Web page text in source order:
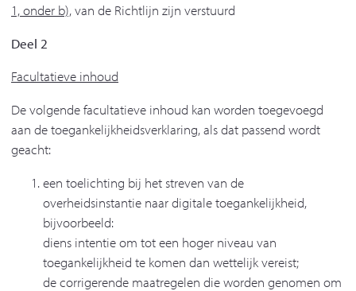
1, onder b),van de Richtlijn zijn verstuurd
Deel 2
Facultatieve inhoud
De volgende facultatieve inhoud kan worden toegevoegd
aan de toegankelijkheidsverklaring, als dat passend wordt
geacht:
een toelichting bij het streven van de
overheidsinstantie naar digitale toegankelijkheid,
bijvoorbeeld:
diens intentie om tot een hoger niveau van
toegankelijkheid te komen dan wettelijk vereist;
de corrigerende maatregelen die worden genomen om